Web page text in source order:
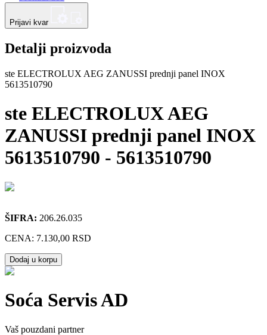
Prijavi kvar
Detalji proizvoda
ste ELECTROLUX AEG ZANUSSI prednji panel INOX
5613510790
ste ELECTROLUX AEG
ZANUSSI prednji panel INOX
5613510790 - 5613510790
ŠIFRA: 206.26.035
CENA: 7.130,00 RSD
Dodaj u korpu
Soća Servis AD
Vaš pouzdani partner